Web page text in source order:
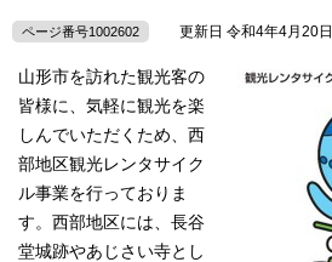
ページ番号1002602 更新日 令和4年4月20日
山形市を訪れた観光客の
皆様に、気軽に観光を楽
しんでいただくため、西
部地区観光レンタサイク
ル事業を行っておりま
す。西部地区には、長谷
堂城跡やあじさい寺とし